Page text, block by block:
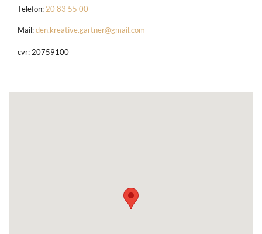
Telefon:20 83 55 00
Mail:den.kreative.gartner@gmail.com
cvr: 20759100​